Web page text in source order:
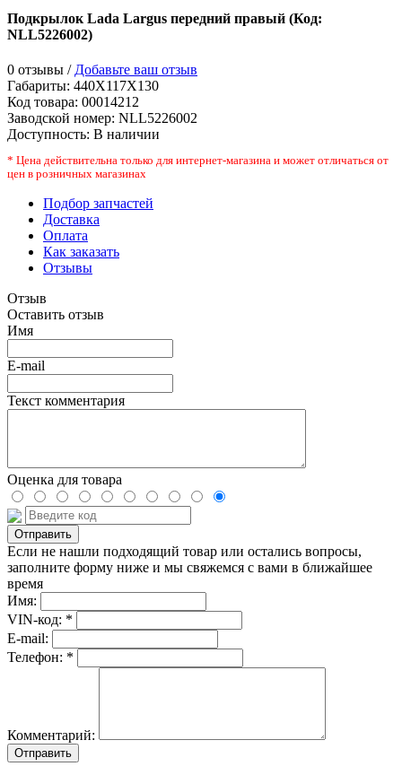
Подкрылок Lada Largus передний правый (Код:
NLL5226002)
0 отзывы / Добавьте ваш отзыв
Габариты: 440X117X130
Код товара: 00014212
Заводской номер: NLL5226002
Доступность: В наличии
* Цена действительна только для интернет-магазина и может отличаться от
цен в розничных магазинах
Подбор запчастей
Доставка
Оплата
Как заказать
Отзывы
Отзыв
Оставить отзыв
Имя
E-mail
Текст комментария
Оценка для товара
Если не нашли подходящий товар или остались вопросы,
заполните форму ниже и мы свяжемся с вами в ближайшее
время
Имя:
VIN-код: *
E-mail:
Телефон: *
Комментарий:
Отправить